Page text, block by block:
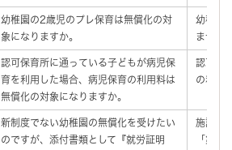
幼稚園の2歳児のプレ保育は無償化の対
象になりますか。
幼稚園
ません
認可保育所に通っている子どもが病児保
育を利用した場合、病児保育の利用料は
無償化の対象になりますか。
認可保
の利用
新制度でない幼稚園の無償化を受けたい
のですが、添付書類として『就労証明
施設等
「第2